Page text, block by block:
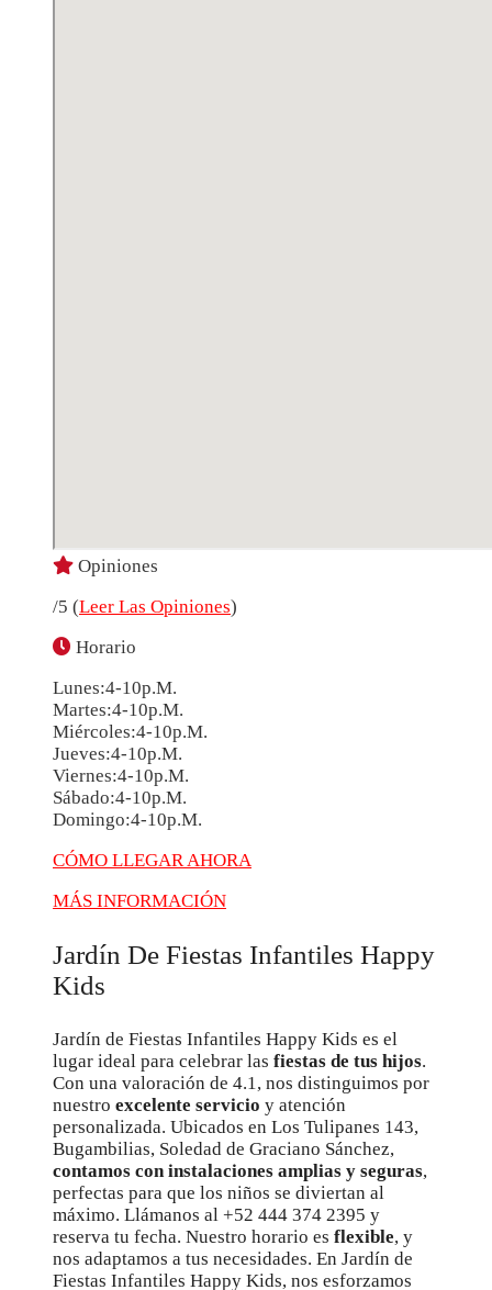
Opiniones
/5 (Leer Las Opiniones)
Horario
Lunes:4-10p.m.
Martes:4-10p.m.
Miércoles:4-10p.m.
Jueves:4-10p.m.
Viernes:4-10p.m.
Sábado:4-10p.m.
Domingo:4-10p.m.
CÓMO LLEGAR AHORA
MÁS INFORMACIÓN
Jardín De Fiestas Infantiles Happy
Kids
Jardín de Fiestas Infantiles Happy Kids es el
lugar ideal para celebrar las fiestas de tus hijos.
Con una valoración de 4.1, nos distinguimos por
nuestro excelente servicio y atención
personalizada. Ubicados en Los Tulipanes 143,
Bugambilias, Soledad de Graciano Sánchez,
contamos con instalaciones amplias y seguras,
perfectas para que los niños se diviertan al
máximo. Llámanos al +52 444 374 2395 y
reserva tu fecha. Nuestro horario es flexible, y
nos adaptamos a tus necesidades. En Jardín de
Fiestas Infantiles Happy Kids, nos esforzamos